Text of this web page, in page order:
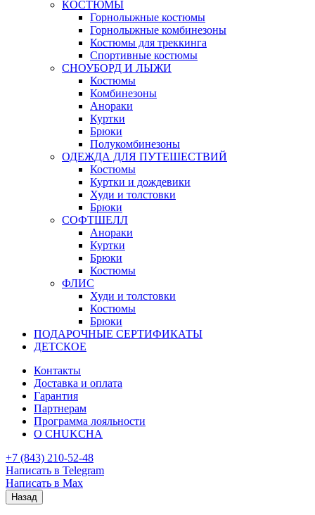
КОСТЮМЫ
Горнолыжные костюмы
Горнолыжные комбинезоны
Костюмы для треккинга
Спортивные костюмы
СНОУБОРД И ЛЫЖИ
Костюмы
Комбинезоны
Анораки
Куртки
Брюки
Полукомбинезоны
ОДЕЖДА ДЛЯ ПУТЕШЕСТВИЙ
Костюмы
Куртки и дождевики
Худи и толстовки
Брюки
СОФТШЕЛЛ
Анораки
Куртки
Брюки
Костюмы
ФЛИС
Худи и толстовки
Костюмы
Брюки
ПОДАРОЧНЫЕ СЕРТИФИКАТЫ
ДЕТСКОЕ
Контакты
Доставка и оплата
Гарантия
Партнерам
Программа лояльности
О CHUKCHA
+7 (843) 210-52-48
Написать в Telegram
Написать в Max
Назад